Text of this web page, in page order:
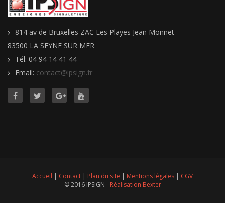
814 av de Bruxelles ZAC Les Playes Jean Monnet
83500 LA SEYNE SUR MER
Tél: 04 94 14 41 44
Email: contact@ipsign.fr
Accueil | Contact | Plan du site | Mentions légales | CGV
© 2016 IPSIGN - Réalisation Bexter